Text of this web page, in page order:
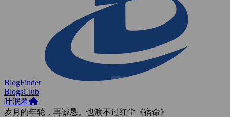
BlogFinder
BlogsClub
叶泯希
岁月的年轮，再诚恳。也渡不过红尘《宿命》